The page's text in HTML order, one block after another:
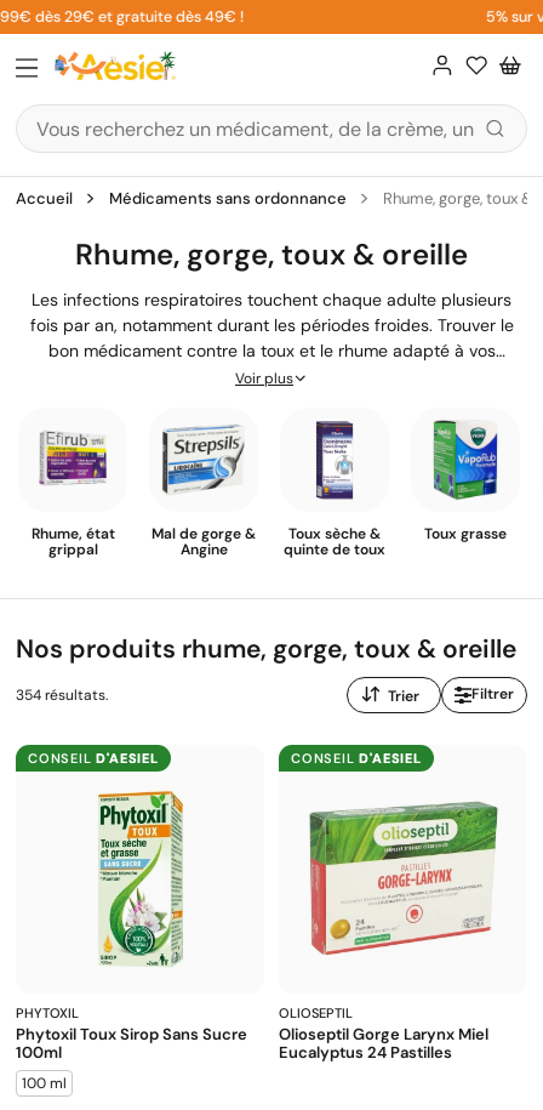
Aller
au
contenu
29€ et gratuite dès 49€ ! 5% sur votre
Accueil Médicaments sans ordonnance Rhume, gorge, toux &
Rhume, gorge, toux & oreille
Les infections respiratoires touchent chaque adulte plusieurs
fois par an, notamment durant les périodes froides. Trouver le
bon médicament contre la toux et le rhume adapté à vos
symptômes permet de retrouver rapidement confort et sérénité.
plus efficaces pour soulager l'ensemble de vos maux hivernaux,
du nez bouché au mal de gorge persistant.
Voir plus
Rhume, état
grippal
Mal de gorge &
Angine
Toux sèche &
quinte de toux
Toux grasse
Nos produits rhume, gorge, toux & oreille
354 résultats.
Trier
par
:
Filtrer
CONSEILD'AESIEL
PHYTOXIL
Phytoxil Toux Sirop Sans Sucre
100ml
100 ml
CONSEILD'AESIEL
OLIOSEPTIL
Olioseptil Gorge Larynx Miel
Eucalyptus 24 Pastilles